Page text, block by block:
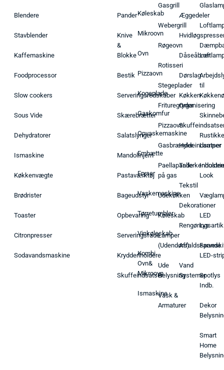
Blendere
Stavblender
Kaffemaskine
Foodprocessor
Slow cookers
Sous Vide
Dehydratorer
Ismaskine
Køkkenvægte
Brødrister
Toaster
Citronpresser
Sodavandsmaskine
Pander
Knive
&
Blokke
Bestik
Serveringsredskaber
Skærebrætter
Salatslynger
Mandolinjern
Pastaværktøj
Bageudstyr
Opbevaring
Serveringsfade
Krydderiholdere
Skuffeindsatser
Køleskab
Mikroovn
Ovn
Pizzaovn
Kogeplade
Gaskomfur
Opvaskemaskine
Emhætte
Fryser
Vaskemaskine
Tørretumbler
Vinkøleskab
Kombi
Ovn&
Mikroovn
Ismaskine
Gasgrill
Webergrill
Røgeovn
Rotisseri
Stegeplader
Frituregryder
Pizzaovn
Gasbrænder
Paellapande
på gas
Udekøkken
Køleskab
Lamper
(Udendørs)
Ude
Belysning
Vask &
Armaturer
Æggedeler
Dåseåbner
Dørslag
Køkken
Organisering
Hyldeindsatser
Tekstil
Dekorationer
Affaldsspande
Vand
Systemer
til
Rustikke
Lamper
Look
LED
Lys
LED-
Spotlys
Indb.
Dekor
Smart
Home